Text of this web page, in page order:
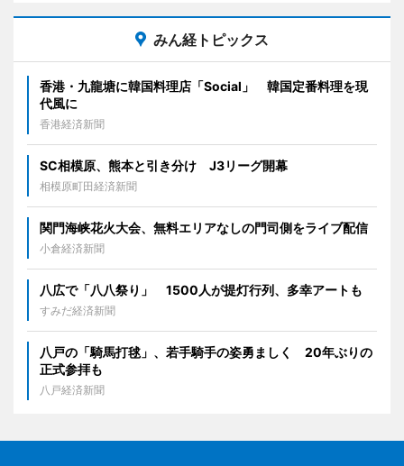
みん経トピックス
香港・九龍塘に韓国料理店「Social」 韓国定番料理を現
代風に
香港経済新聞
SC相模原、熊本と引き分け J3リーグ開幕
相模原町田経済新聞
関門海峡花火大会、無料エリアなしの門司側をライブ配信
小倉経済新聞
八広で「八八祭り」 1500人が提灯行列、多幸アートも
すみだ経済新聞
八戸の「騎馬打毬」、若手騎手の姿勇ましく 20年ぶりの
正式参拝も
八戸経済新聞